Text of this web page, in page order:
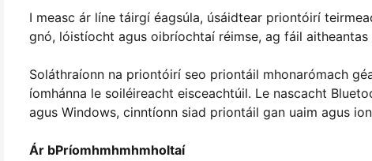
I measc ár líne táirgí éagsúla, úsáidtear priontóirí
gnó, lóistíocht agus oibríochtaí réimse, ag fáil
Soláthraíonn na priontóirí seo priontáil mhonarómach
íomhánna le soiléireacht eisceachtúil. Le nascacht
agus Windows, cinntíonn siad priontáil gan uaim agus
Ár bPríomhmhmhmholtaí